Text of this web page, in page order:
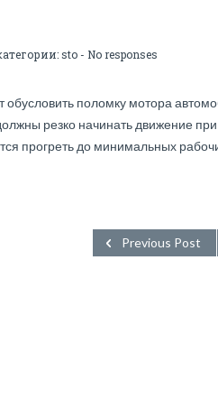
sto - No responses
обусловить поломку мотора
резко начинать движение
прогреть до минимальных
Previous Post